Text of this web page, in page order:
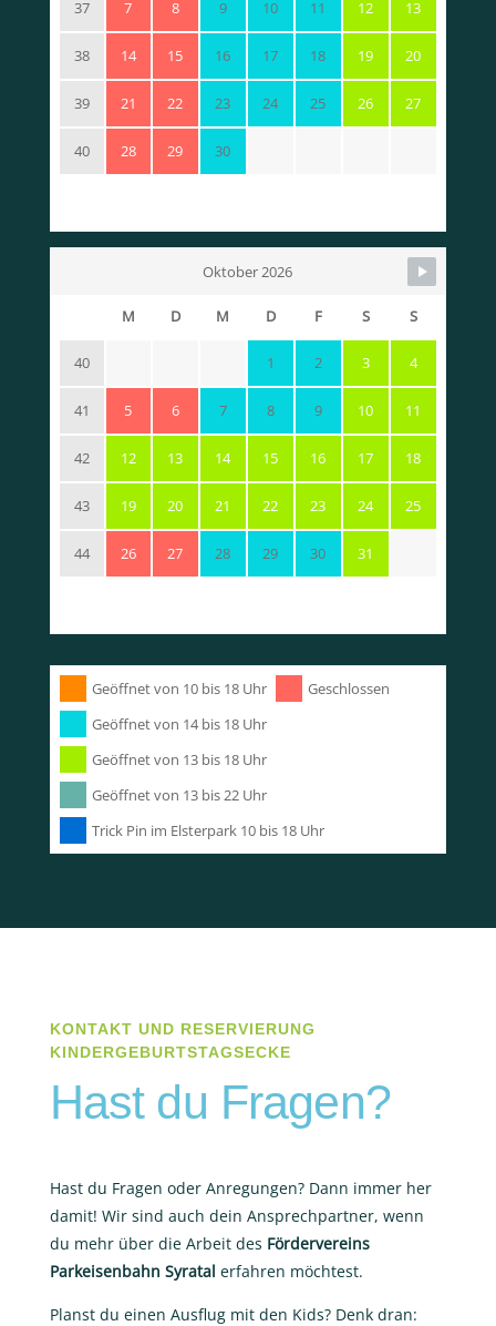
37 7 8 9 10 11 12 13
38 14 15 16 17 18 19 20
39 21 22 23 24 25 26 27
40 28 29 30
Oktober 2026
M D M D F S S
40 1 2 3 4
41 5 6 7 8 9 10 11
42 12 13 14 15 16 17 18
43 19 20 21 22 23 24 25
44 26 27 28 29 30 31
Geöffnet von 10 bis 18 Uhr
Geschlossen
Geöffnet von 14 bis 18 Uhr
Geöffnet von 13 bis 18 Uhr
Geöffnet von 13 bis 22 Uhr
Trick Pin im Elsterpark 10 bis 18 Uhr
KONTAKT UND RESERVIERUNG
KINDERGEBURTSTAGSECKE
Hast du Fragen?
Hast du Fragen oder Anregungen? Dann immer her
damit! Wir sind auch dein Ansprechpartner, wenn
du mehr über die Arbeit des Fördervereins
Parkeisenbahn Syratal erfahren möchtest.
Planst du einen Ausflug mit den Kids? Denk dran: